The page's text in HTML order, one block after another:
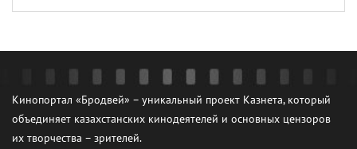
Кинопортал «Бродвей» – уникальный проект Казнета, который
объединяет казахстанских кинодеятелей и основных цензоров
их творчества – зрителей.